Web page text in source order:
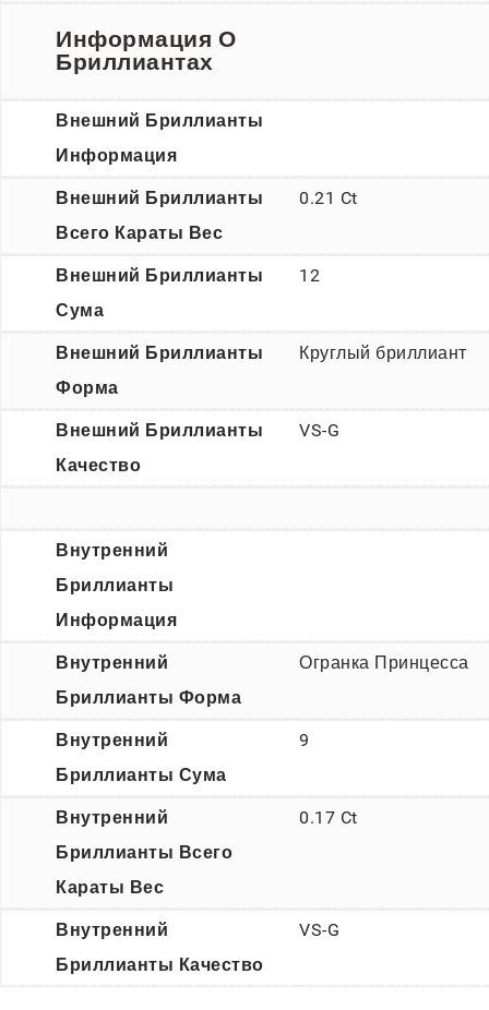
Информация О
Бриллиантах
Внешний Бриллианты
Информация
Внешний Бриллианты
Всего Караты Вес
0.21 Ct
Внешний Бриллианты
Сума
12
Внешний Бриллианты
Форма
Круглый бриллиант
Внешний Бриллианты
Качество
VS-G
Внутренний
Бриллианты
Информация
Внутренний
Бриллианты Форма
Огранка Принцесса
Внутренний
Бриллианты Сума
9
Внутренний
Бриллианты Всего
Караты Вес
0.17 Ct
Внутренний
Бриллианты Качество
VS-G